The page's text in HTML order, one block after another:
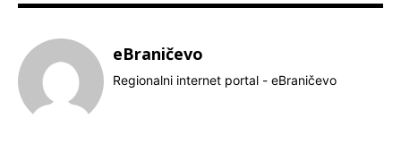
eBraničevo
Regionalni internet portal - eBraničevo